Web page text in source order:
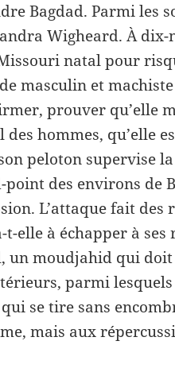
Bagdad. Parmi les
Wigheard. À
natal pour
masculin et
prouver qu’elle
des hommes, qu’elle
peloton supervise
des environs de
L’attaque fait des
elle à échapper à ses
un moudjahid qui doit
parmi
se tire sans
mais aux